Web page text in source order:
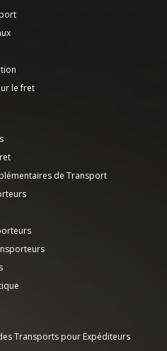
le fret
de Transport
Transports pour Expéditeurs